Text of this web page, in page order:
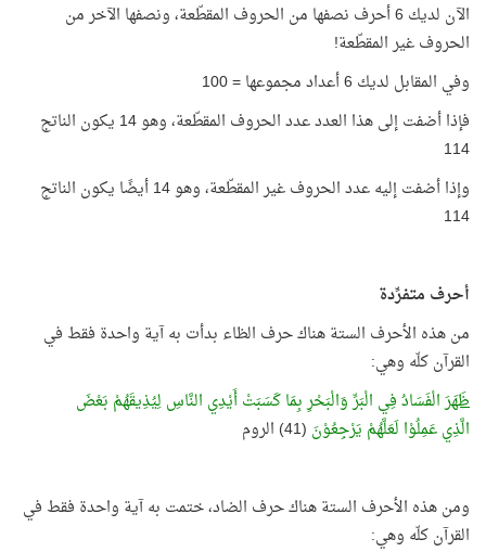
الآن لديك 6 أحرف نصفها من الحروف المقطّعة، ونصفها الآخر من
الحروف غير المقطّعة!
وفي المقابل لديك 6 أعداد مجموعها = 100
فإذا أضفت إلى هذا العدد عدد الحروف المقطّعة، وهو 14 يكون الناتج
114
وإذا أضفت إليه عدد الحروف غير المقطّعة، وهو 14 أيضًا يكون الناتج
114
أحرف متفرِّدة
من هذه الأحرف الستة هناك حرف الظاء بدأت به آية واحدة فقط في
القرآن كلّه وهي:
ظَهَرَالْفَسَادُ فِي الْبَرِّ وَالْبَحْرِ بِمَا كَسَبَتْ أَيْدِي النَّاسِ لِيُذِيقَهُمْ بَعْضَ
الَّذِي عَمِلُوْا لَعَلَّهُمْ يَرْجِعُوْنَ (41) الروم
ومن هذه الأحرف الستة هناك حرف الضاد، ختمت به آية واحدة فقط في
القرآن كلّه وهي: